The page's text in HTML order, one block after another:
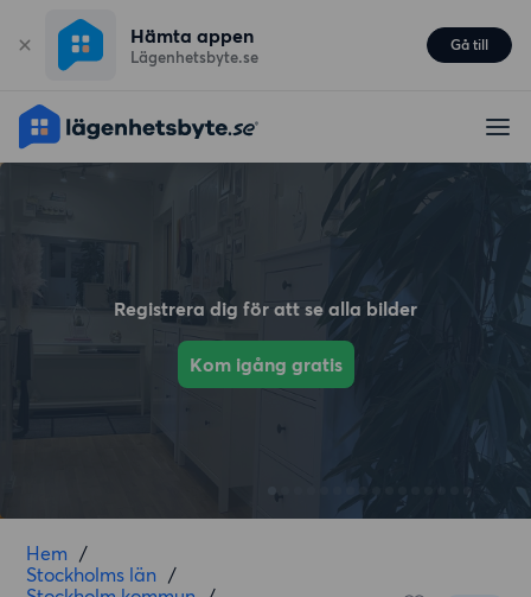
Hämta appen
Lägenhetsbyte.se
Gå till
Registrera dig för att se alla bilder
Kom igång gratis
Hem /
Stockholms län /